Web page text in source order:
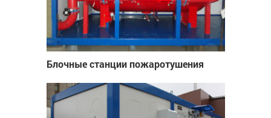
Блочные станции пожаротушения